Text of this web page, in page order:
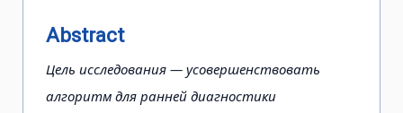
Abstract
Цель исследования — усовершенствовать
алгоритм для ранней диагностики